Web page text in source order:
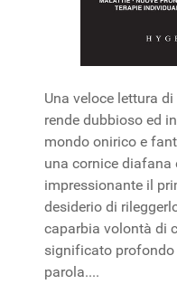
Una veloce lettura
rende dubbioso ed
mondo onirico e
una cornice diafana
impressionante il
desiderio di
caparbia volontà di
significato
parola....